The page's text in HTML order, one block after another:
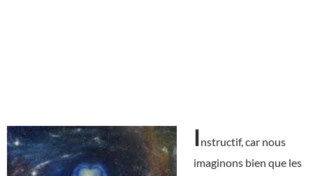
Instructif, car nous
imaginons bien que les